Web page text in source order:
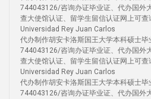
744043126/咨询办证毕业证、代办国外
查大使馆认证、留学生留信认证网上可
Universidad Rey Juan Carlos
代办制作胡安卡洛斯国王大学本科硕士
744043126/咨询办证毕业证、代办国外
查大使馆认证、留学生留信认证网上可
Universidad Rey Juan Carlos
代办制作胡安卡洛斯国王大学本科硕士
744043126/咨询办证毕业证、代办国外